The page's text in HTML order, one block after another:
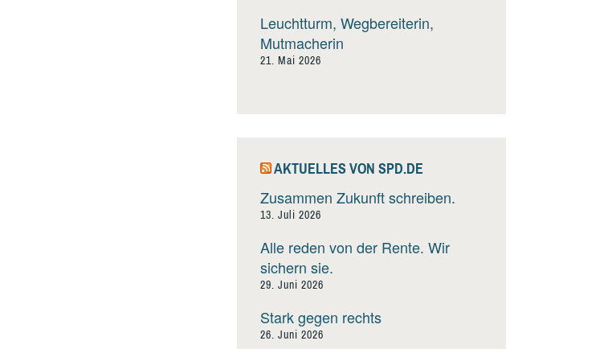
Leuchtturm, Wegbereiterin,
Mutmacherin
21. Mai 2026
AKTUELLES VON SPD.DE
Zusammen Zukunft schreiben.
13. Juli 2026
Alle reden von der Rente. Wir
sichern sie.
29. Juni 2026
Stark gegen rechts
26. Juni 2026